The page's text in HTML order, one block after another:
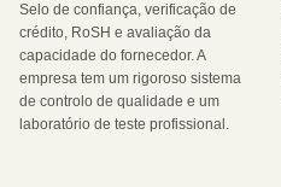
Selo de confiança, verificação de
crédito, RoSH e avaliação da
capacidade do fornecedor. A
empresa tem um rigoroso sistema
de controlo de qualidade e um
laboratório de teste profissional.